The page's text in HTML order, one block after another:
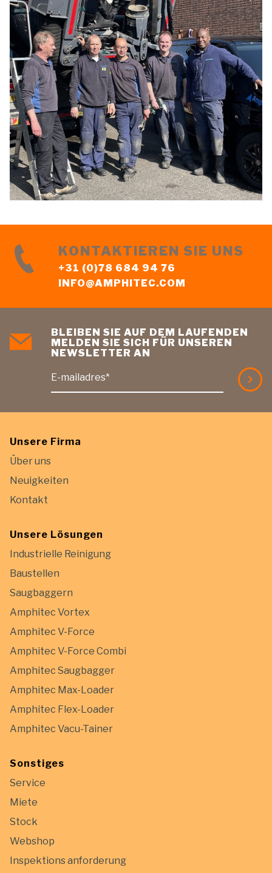
KONTAKTIEREN SIE UNS
+31 (0)78 684 94 76
INFO@AMPHITEC.COM
BLEIBEN SIE AUF DEM LAUFENDEN
MELDEN SIE SICH FÜR UNSEREN
NEWSLETTER AN
E-mailadres*
Unsere Firma
Über uns
Neuigkeiten
Kontakt
Unsere Lösungen
Industrielle Reinigung
Baustellen
Saugbaggern
Amphitec Vortex
Amphitec V-Force
Amphitec V-Force Combi
Amphitec Saugbagger
Amphitec Max-Loader
Amphitec Flex-Loader
Amphitec Vacu-Tainer
Sonstiges
Service
Miete
Stock
Webshop
Inspektions anforderung